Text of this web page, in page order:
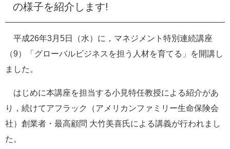
の様子を紹介します!
平成26年3月5日（水）に，マネジメント特別連続講座
（9）「グローバルビジネスを担う人材を育てる」を開講し
ました。
はじめに本講座を担当する小見特任教授による紹介があ
り，続けてアフラック（アメリカンファミリー生命保険会
社）創業者・最高顧問 大竹美喜氏による講義が行われまし
た。